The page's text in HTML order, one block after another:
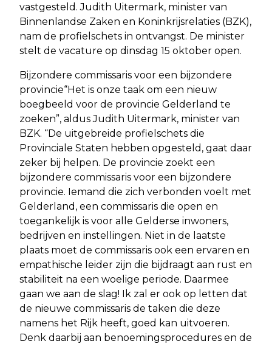
vastgesteld. Judith Uitermark, minister van
Binnenlandse Zaken en Koninkrijsrelaties (BZK),
nam de profielschets in ontvangst. De minister
stelt de vacature op dinsdag 15 oktober open.
Bijzondere commissaris voor een bijzondere
provincie“Het is onze taak om een nieuw
boegbeeld voor de provincie Gelderland te
zoeken”, aldus Judith Uitermark, minister van
BZK. “De uitgebreide profielschets die
Provinciale Staten hebben opgesteld, gaat daar
zeker bij helpen. De provincie zoekt een
bijzondere commissaris voor een bijzondere
provincie. Iemand die zich verbonden voelt met
Gelderland, een commissaris die open en
toegankelijk is voor alle Gelderse inwoners,
bedrijven en instellingen. Niet in de laatste
plaats moet de commissaris ook een ervaren en
empathische leider zijn die bijdraagt aan rust en
stabiliteit na een woelige periode. Daarmee
gaan we aan de slag! Ik zal er ook op letten dat
de nieuwe commissaris de taken die deze
namens het Rijk heeft, goed kan uitvoeren.
Denk daarbij aan benoemingsprocedures en de